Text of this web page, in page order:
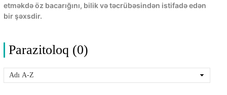
etməkdə öz bacarığını, bilik və təcrübəsindən istifadə edən
bir şəxsdir.
Parazitoloq (0)